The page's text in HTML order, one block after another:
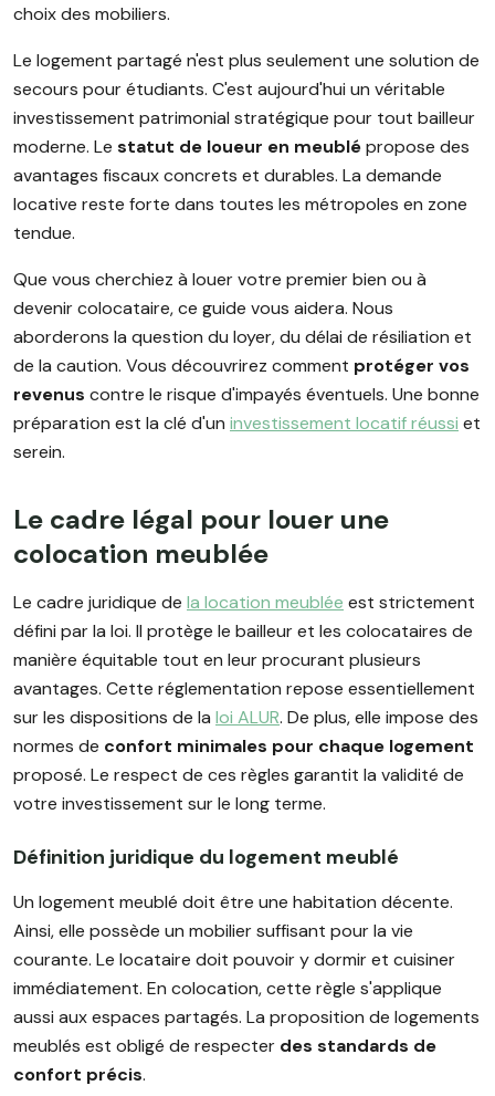
choix des mobiliers.
Le logement partagé n'est plus seulement une solution de
secours pour étudiants. C'est aujourd'hui un véritable
investissement patrimonial stratégique pour tout bailleur
moderne. Le statut de loueur en meublépropose des
avantages fiscaux concrets et durables. La demande
locative reste forte dans toutes les métropoles en zone
tendue.
Que vous cherchiez à louer votre premier bien ou à
devenir colocataire, ce guide vous aidera. Nous
aborderons la question du loyer, du délai de résiliation et
de la caution. Vous découvrirez comment protéger vos
revenus contre le risque d'impayés éventuels. Une bonne
préparation est la clé d'un investissement locatif réussi et
serein.
Le cadre légal pour louer une
colocation meublée
Le cadre juridique de la location meublée est strictement
défini par la loi. Il protège le bailleur et les colocataires de
manière équitable tout en leur procurant plusieurs
avantages. Cette réglementation repose essentiellement
sur les dispositions de la loi ALUR. De plus, elle impose des
normes de confort minimales pour chaque logement
proposé. Le respect de ces règles garantit la validité de
votre investissement sur le long terme.
Définition juridique du logement meublé
Un logement meublé doit être une habitation décente.
Ainsi, elle possède un mobilier suffisant pour la vie
courante. Le locataire doit pouvoir y dormir et cuisiner
immédiatement. En colocation, cette règle s'applique
aussi aux espaces partagés. La proposition de logements
meublés est obligé de respecter des standards de
confort précis.